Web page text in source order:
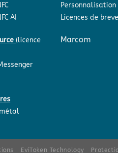
AI
(licence
Personnalisation
Licences de
Marcom
EviToken Technology